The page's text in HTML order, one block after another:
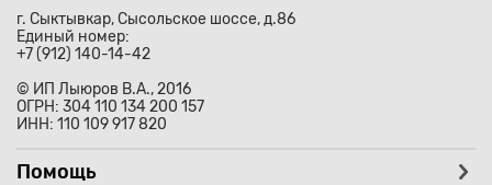
г. Сыктывкар, Сысольское шоссе, д.86
Единый номер:
+7 (912) 140-14-42
© ИП Лыюров В.А., 2016
ОГРН: 304 110 134 200 157
ИНН: 110 109 917 820
Помощь